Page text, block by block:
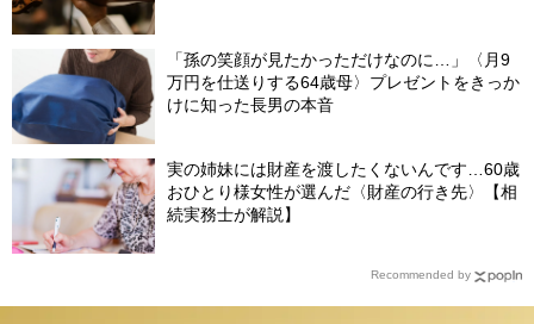
「孫の笑顔が見たかっただけなのに…」〈月9
万円を仕送りする64歳母〉プレゼントをきっか
けに知った長男の本音
実の姉妹には財産を渡したくないんです…60歳
おひとり様女性が選んだ〈財産の行き先〉【相
続実務士が解説】
Recommended by